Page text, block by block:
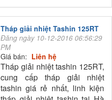
Tháp giải nhiệt Tashin 125RT
Đăng ngày 10-12-2016 06:56:29
PM
Giá bán: Liên hệ
Tháp giải nhiệt tashin 125RT,
cung cấp tháp giải nhiệt
tashin giá rẻ nhất, linh kiện